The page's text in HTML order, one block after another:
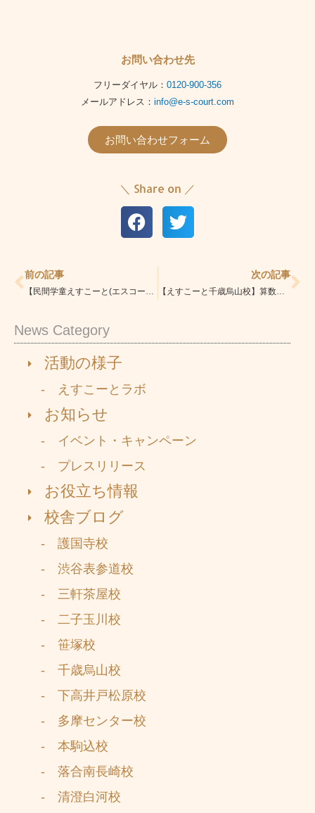
News Category
活動の様子
- えすこーとラボ
お知らせ
- イベント・キャンペーン
- プレスリリース
お役立ち情報
校舎ブログ
- 護国寺校
- 渋谷表参道校
- 三軒茶屋校
- 二子玉川校
- 笹塚校
- 千歳烏山校
- 下高井戸松原校
- 多摩センター校
- 本駒込校
- 落合南長崎校
- 清澄白河校
お問い合わせ先
フリーダイヤル： 0120-900-356
メールアドレス： info@e-s-court.com
お問い合わせフォーム
＼ Share on ／
前の記事
【民間学童えすこーと(エスコート)本駒込校/文京区・北区】『窓から見えた奇跡の大きな虹
次の記事
【えすこーと千歳烏山校】算数パズルをご紹介します❢